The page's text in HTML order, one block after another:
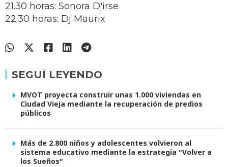
21.30 horas: Sonora D'irse
22.30 horas: Dj Maurix
SEGUÍ LEYENDO
MVOT proyecta construir unas 1.000 viviendas en
Ciudad Vieja mediante la recuperación de predios
públicos
Más de 2.800 niños y adolescentes volvieron al
sistema educativo mediante la estrategia "Volver a
los Sueños"